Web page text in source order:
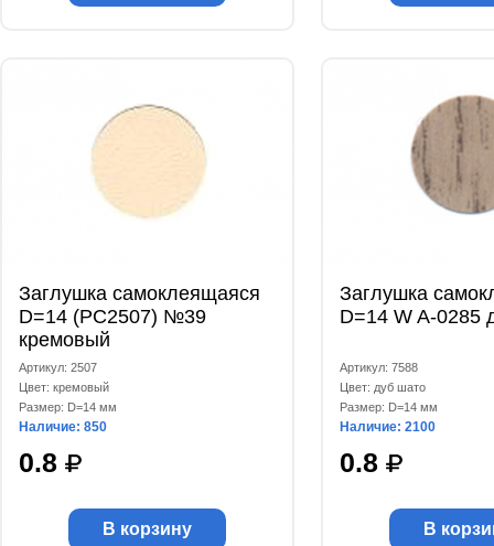
Заглушка самоклеящаяся
D=14 (РС2507) №39
кремовый
Артикул: 2507
Цвет: кремовый
Размер: D=14 мм
Наличие: 850
0.8
В корзину
Заглушка
D=14 W A-0285
Артикул: 7588
Цвет: дуб шато
Размер: D=14 мм
Наличие: 2100
0.8
В